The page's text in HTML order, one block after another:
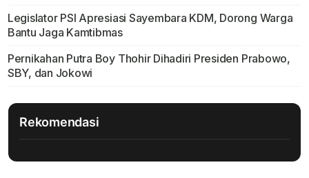
Legislator PSI Apresiasi Sayembara KDM, Dorong Warga
Bantu Jaga Kamtibmas
Pernikahan Putra Boy Thohir Dihadiri Presiden Prabowo,
SBY, dan Jokowi
Rekomendasi